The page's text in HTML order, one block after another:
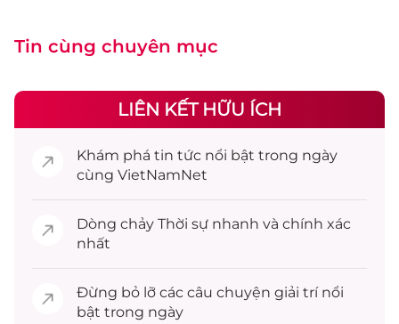
Tin cùng chuyên mục
LIÊN KẾT HỮU ÍCH
Khám phá tin tức nổi bật trong ngày
cùng VietNamNet
Dòng chảy Thời sự nhanh và chính xác
nhất
Đừng bỏ lỡ các câu chuyện giải trínổi
bật trong ngày